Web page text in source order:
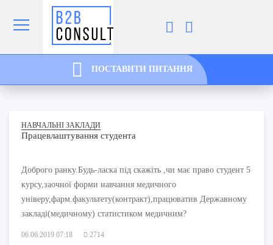
ПОСТАВИТИ ПИТАННЯ
НАВЧАЛЬНІ ЗАКЛАДИ
Працевлаштування студента
Доброго ранку.Будь-ласка під скажіть ,чи має право студент 5
курсу,заочної форми навчання медичного
універу,фарм.факультету(контракт),працюватив Державному
закладі(медичному) статистиком медичним?
06.06.2019 07:18 2714